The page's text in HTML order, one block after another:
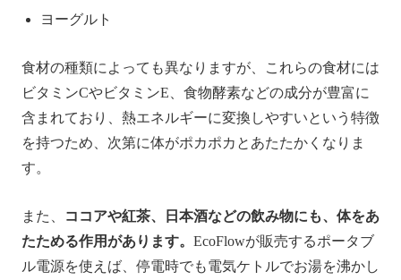
ヨーグルト
食材の種類によっても異なりますが、これらの食材には
ビタミンCやビタミンE、食物酵素などの成分が豊富に
含まれており、熱エネルギーに変換しやすいという特徴
を持つため、次第に体がポカポカとあたたかくなりま
す。
また、
ココアや紅茶、日本酒などの飲み物にも、体をあ
たためる作用があります。 EcoFlowが販売するポータブ
ル電源を使えば、停電時でも電気ケトルでお湯を沸かし